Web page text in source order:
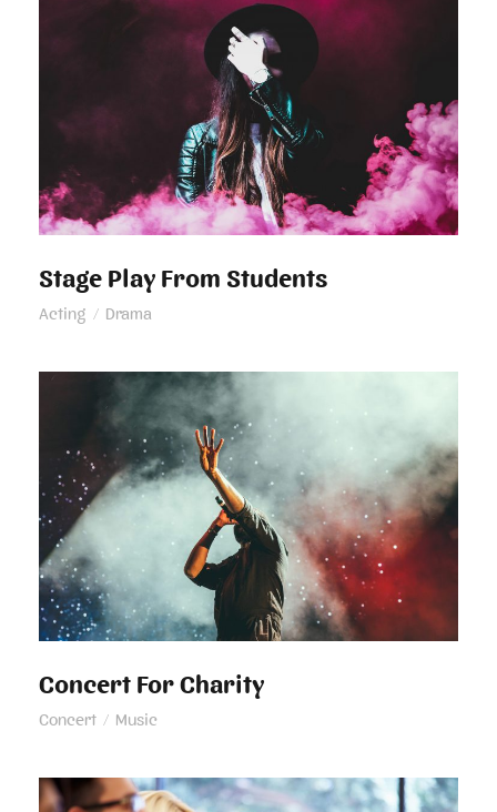
Stage Play From Students
Stage Play From Students
Acting / Drama
Concert For Charity
Concert For Charity
Concert / Music